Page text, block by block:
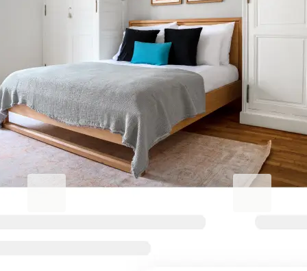
Erhöhen Sie Ihren
Geschäftsaufenthalt.